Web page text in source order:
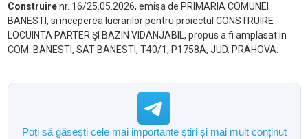
Construirenr. 16/25.05.2026, emisa de PRIMARIA COMUNEI
BANESTI, si inceperea lucrarilor pentru proiectul CONSTRUIRE
LOCUINTA PARTER ȘI BAZIN VIDANJABIL, propus a fi amplasat in
COM. BANESTI, SAT BANESTI, T40/1, P1758A, JUD. PRAHOVA.
Poți să găsești cele mai importante știri și mai mult conținut